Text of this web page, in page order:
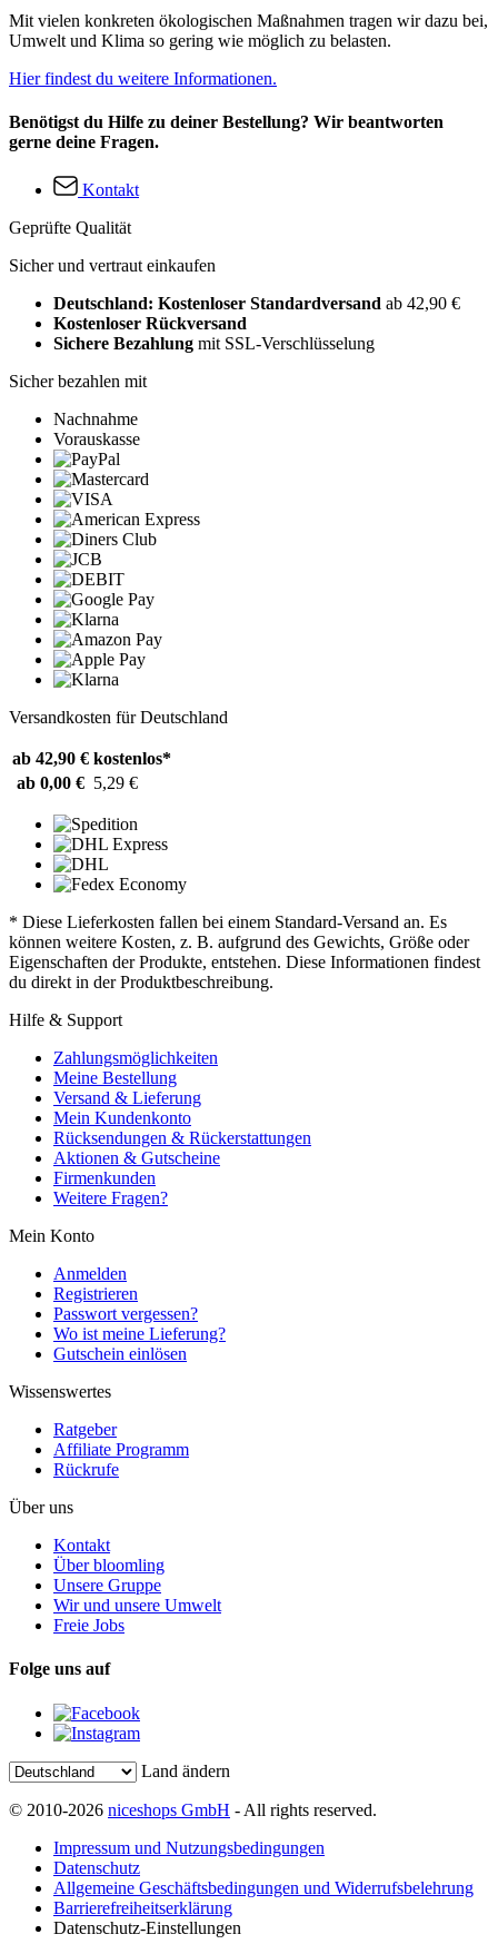
Mit vielen konkreten ökologischen Maßnahmen tragen wir dazu bei,
Umwelt und Klima so gering wie möglich zu belasten.
Hier findest du weitere Informationen.
Benötigst du Hilfe zu deiner Bestellung? Wir beantworten
gerne deine Fragen.
Kontakt
Geprüfte Qualität
Sicher und vertraut einkaufen
Deutschland: Kostenloser Standardversand ab 42,90 €
Kostenloser Rückversand
Sichere Bezahlung mit SSL-Verschlüsselung
Sicher bezahlen mit
Nachnahme
Vorauskasse
Versandkosten für Deutschland
ab 42,90 € kostenlos*
ab 0,00 € 5,29 €
* Diese Lieferkosten fallen bei einem Standard-Versand an. Es
können weitere Kosten, z. B. aufgrund des Gewichts, Größe oder
Eigenschaften der Produkte, entstehen. Diese Informationen findest
du direkt in der Produktbeschreibung.
Hilfe & Support
Zahlungsmöglichkeiten
Meine Bestellung
Versand & Lieferung
Mein Kundenkonto
Rücksendungen & Rückerstattungen
Aktionen & Gutscheine
Firmenkunden
Weitere Fragen?
Mein Konto
Anmelden
Registrieren
Passwort vergessen?
Wo ist meine Lieferung?
Gutschein einlösen
Wissenswertes
Ratgeber
Affiliate Programm
Rückrufe
Über uns
Kontakt
Über bloomling
Unsere Gruppe
Wir und unsere Umwelt
Freie Jobs
Folge uns auf
Land ändern
© 2010-2026 niceshops GmbH - All rights reserved.
Impressum und Nutzungsbedingungen
Datenschutz
Allgemeine Geschäftsbedingungen und Widerrufsbelehrung
Barrierefreiheitserklärung
Datenschutz-Einstellungen